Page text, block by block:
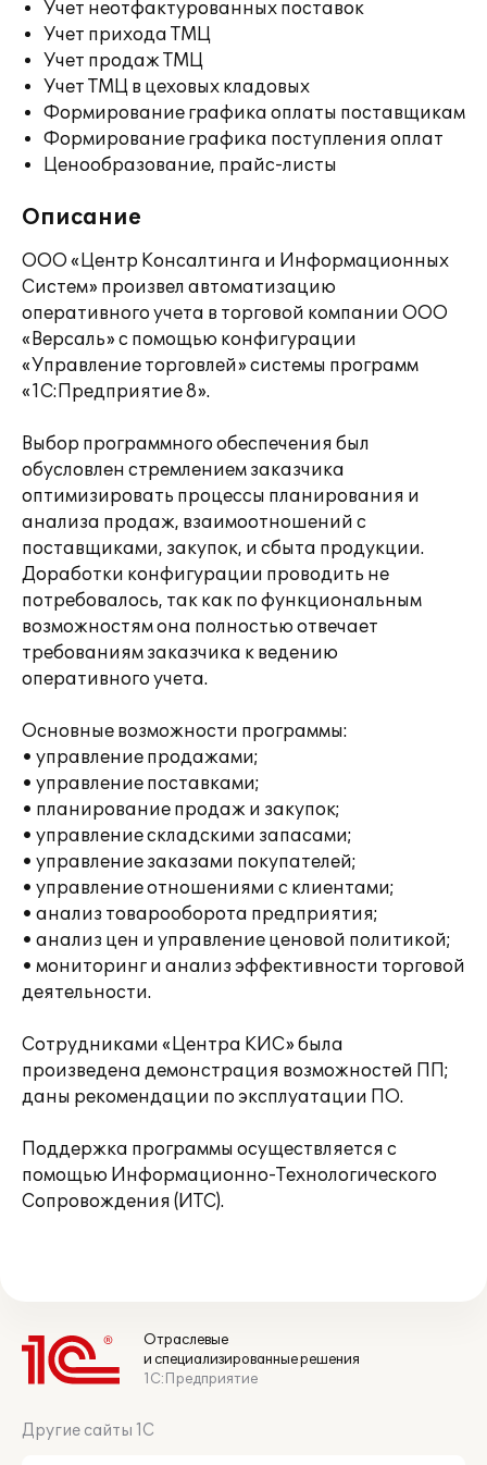
Учет неотфактурованных поставок
Учет прихода ТМЦ
Учет продаж ТМЦ
Учет ТМЦ в цеховых кладовых
Формирование графика оплаты поставщикам
Формирование графика поступления оплат
Ценообразование, прайс-листы
Описание
ООО «Центр Консалтинга и Информационных
Систем» произвел автоматизацию
оперативного учета в торговой компании ООО
«Версаль» с помощью конфигурации
«Управление торговлей» системы программ
«1С:Предприятие 8».
Выбор программного обеспечения был
обусловлен стремлением заказчика
оптимизировать процессы планирования и
анализа продаж, взаимоотношений с
поставщиками, закупок, и сбыта продукции.
Доработки конфигурации проводить не
потребовалось, так как по функциональным
возможностям она полностью отвечает
требованиям заказчика к ведению
оперативного учета.
Основные возможности программы:
• управление продажами;
• управление поставками;
• планирование продаж и закупок;
• управление складскими запасами;
• управление заказами покупателей;
• управление отношениями с клиентами;
• анализ товарооборота предприятия;
• анализ цен и управление ценовой политикой;
• мониторинг и анализ эффективности торговой
деятельности.
Сотрудниками «Центра КИС» была
произведена демонстрация возможностей ПП;
даны рекомендации по эксплуатации ПО.
Поддержка программы осуществляется с
помощью Информационно-Технологического
Сопровождения (ИТС).
Отраслевые
и специализированные решения
1С:Предприятие
Другие сайты 1С